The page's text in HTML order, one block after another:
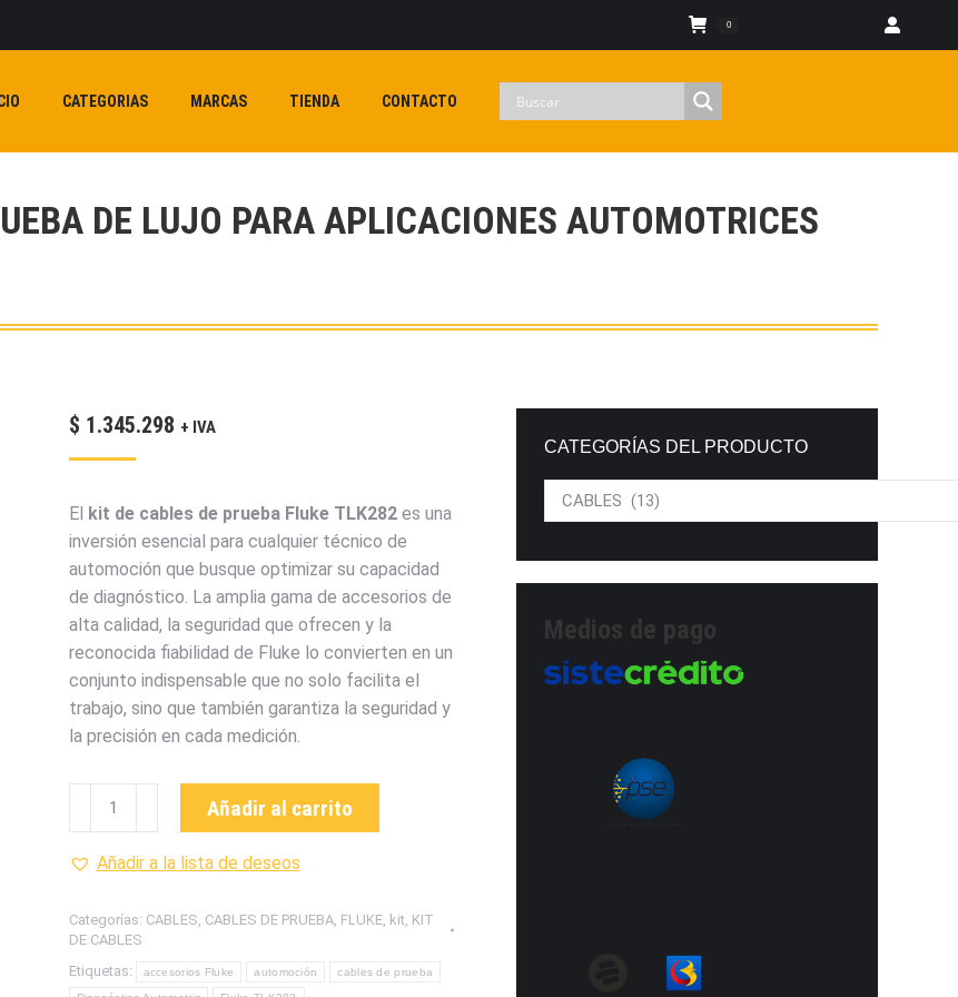
0
CATEGORIAS MARCAS TIENDA CONTACTO
DE LUJO PARA APLICACIONES AUTOMOTRICES
$ 1.345.298 + IVA
El kit de cables de prueba Fluke TLK282es una
inversión esencial para cualquier técnico de
automoción que busque optimizar su capacidad
de diagnóstico. La amplia gama de accesorios de
alta calidad, la seguridad que ofrecen y la
reconocida fiabilidad de Fluke lo convierten en un
conjunto indispensable que no solo facilita el
trabajo, sino que también garantiza la seguridad y
la precisión en cada medición.
TLK282
DE
PRUEBA
DE
LUJO
Añadir al carrito
Añadir a la lista de deseos
Categorías: CABLES, CABLES DE PRUEBA, FLUKE, kit, KIT
DE CABLES
Etiquetas:
accesorios Fluke automoción cables de prueba
CATEGORÍAS DEL PRODUCTO
Medios de pago